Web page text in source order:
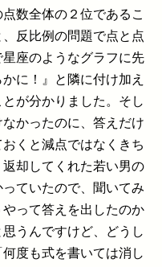
数全体の２位であるこ
反比例の問題で点と点
座のようなグラフに先
に！』と隣に付け加え
が分かりました。そし
かったのに、答えだけ
くと減点ではなくきち
却してくれた若い男の
ていたので、聞いてみ
って答えを出したのか
うんですけど、どうし
度も式を書いては消し